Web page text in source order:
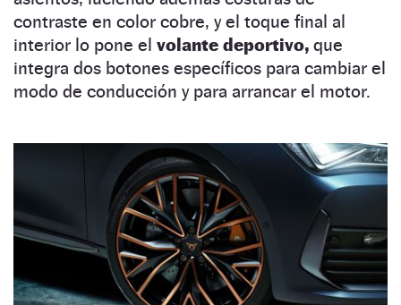
contraste en color cobre, y el toque final al
interior lo pone el volante deportivo, que
integra dos botones específicos para cambiar el
modo de conducción y para arrancar el motor.